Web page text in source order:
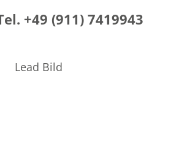
+49 (911) 7419943